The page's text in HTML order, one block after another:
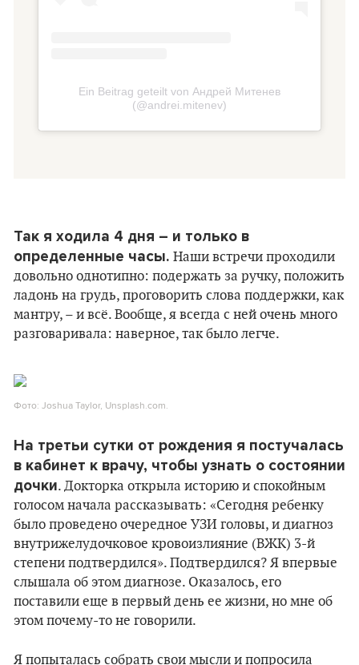
Ein Beitrag geteilt von Андрей Митенев
(@andrei.mitenev)
Так я ходила 4 дня – и только в
определенные часы. Наши встречи проходили
довольно однотипно: подержать за ручку, положить
ладонь на грудь, проговорить слова поддержки, как
мантру, – и всё. Вообще, я всегда с ней очень много
разговаривала: наверное, так было легче.
Фото: Joshua Taylor, Unsplash.com.
На третьи сутки от рождения я постучалась
в кабинет к врачу, чтобы узнать о состоянии
дочки. Докторка открыла историю и спокойным
голосом начала рассказывать: «Сегодня ребенку
было проведено очередное УЗИ головы, и диагноз
внутрижелудочковое кровоизлияние (ВЖК) 3-й
степени подтвердился». Подтвердился? Я впервые
слышала об этом диагнозе. Оказалось, его
поставили еще в первый день ее жизни, но мне об
этом почему-то не говорили.
Я попыталась собрать свои мысли и попросила